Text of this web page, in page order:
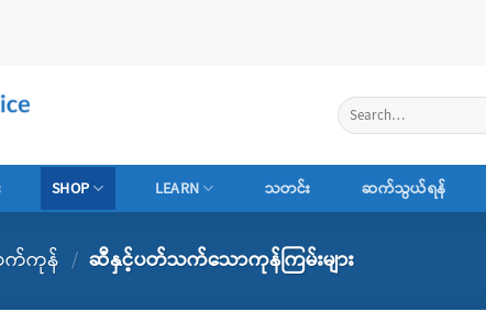
Search
for:
SHOP LEARN သတင်း ဆက်သွယ်ရန်
က်ကုန် / ဆီနှင့်ပတ်သက်သောကုန်ကြမ်းများ